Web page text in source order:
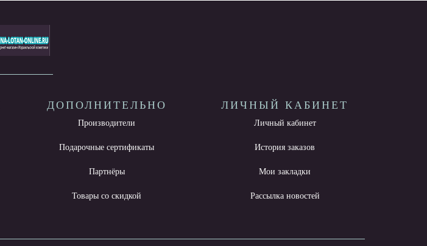
ДОПОЛНИТЕЛЬНО
Производители
Подарочные сертификаты
Партнёры
Товары со скидкой
ЛИЧНЫЙ КАБИНЕТ
Личный кабинет
История заказов
Мои закладки
Рассылка новостей